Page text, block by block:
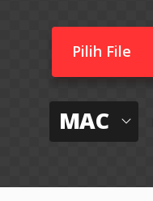
Pilih File
MAC